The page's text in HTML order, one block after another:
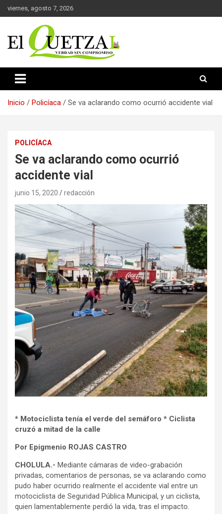
Saltar
al
viernes, agosto 7, 2026
El Quetzal de Cholula
Inicio Policíaca Se va aclarando como ocurrió accidente vial
POLICÍACA
Se va aclarando como ocurrió
accidente vial
junio 15, 2020 redacción
* Motociclista tenía el verde del semáforo * Ciclista
cruzó a mitad de la calle
Por Epigmenio ROJAS CASTRO
CHOLULA.- Mediante cámaras de video-grabación
privadas, comentarios de personas, se va aclarando como
pudo haber ocurrido realmente el accidente vial entre un
motociclista de Seguridad Pública Municipal, y un ciclista,
quien lamentablemente perdió la vida, tras el impacto.